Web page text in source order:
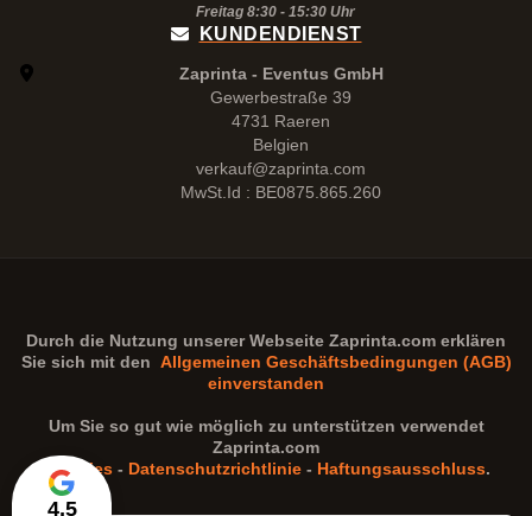
4,5
Freitag 8:30 - 15:30Uhr
KUNDENDIENST
Zaprinta - Eventus GmbH
Gewerbestraße 39
4731 Raeren
Belgien
verkauf@zaprinta.com
MwSt.Id : BE0875.865.260
Durch die Nutzung unserer Webseite Zaprinta.com erklären
Sie sich mit den Allgemeinen Geschäftsbedingungen (AGB)
einverstanden
Um Sie so gut wie möglich zu unterstützen verwendet
Zaprinta.com
Cookies - Datenschutzrichtlinie - Haftungsausschluss.